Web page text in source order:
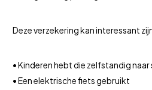
Deze verzekering kan interessant
• Kinderen hebt die zelfstandig
• Een elektrische fiets gebruikt